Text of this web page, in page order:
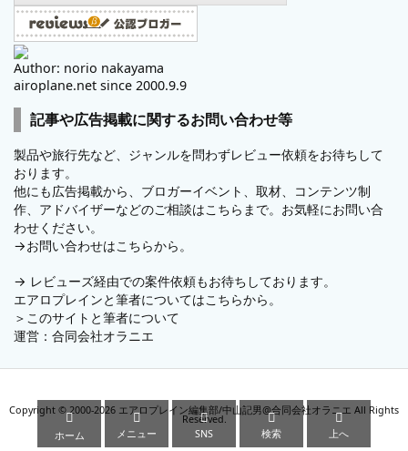
Author: norio nakayama
airoplane.net since 2000.9.9
記事や広告掲載に関するお問い合わせ等
製品や旅行先など、ジャンルを問わずレビュー依頼をお待ちして
おります。
他にも広告掲載から、ブロガーイベント、取材、コンテンツ制
作、アドバイザーなどのご相談はこちらまで。お気軽にお問い合
わせください。
→お問い合わせはこちらから。
→ レビューズ経由での案件依頼もお待ちしております。
エアロプレインと筆者についてはこちらから。
＞ このサイトと筆者について
運営： 合同会社オラニエ
Copyright ©2000-2026 エアロプレイン編集部/中山記男@合同会社オラニエ All Rights
Reserved.

ホーム

メニュー

SNS

検索

上へ